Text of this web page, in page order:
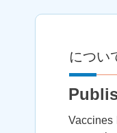
につい
Vaccines